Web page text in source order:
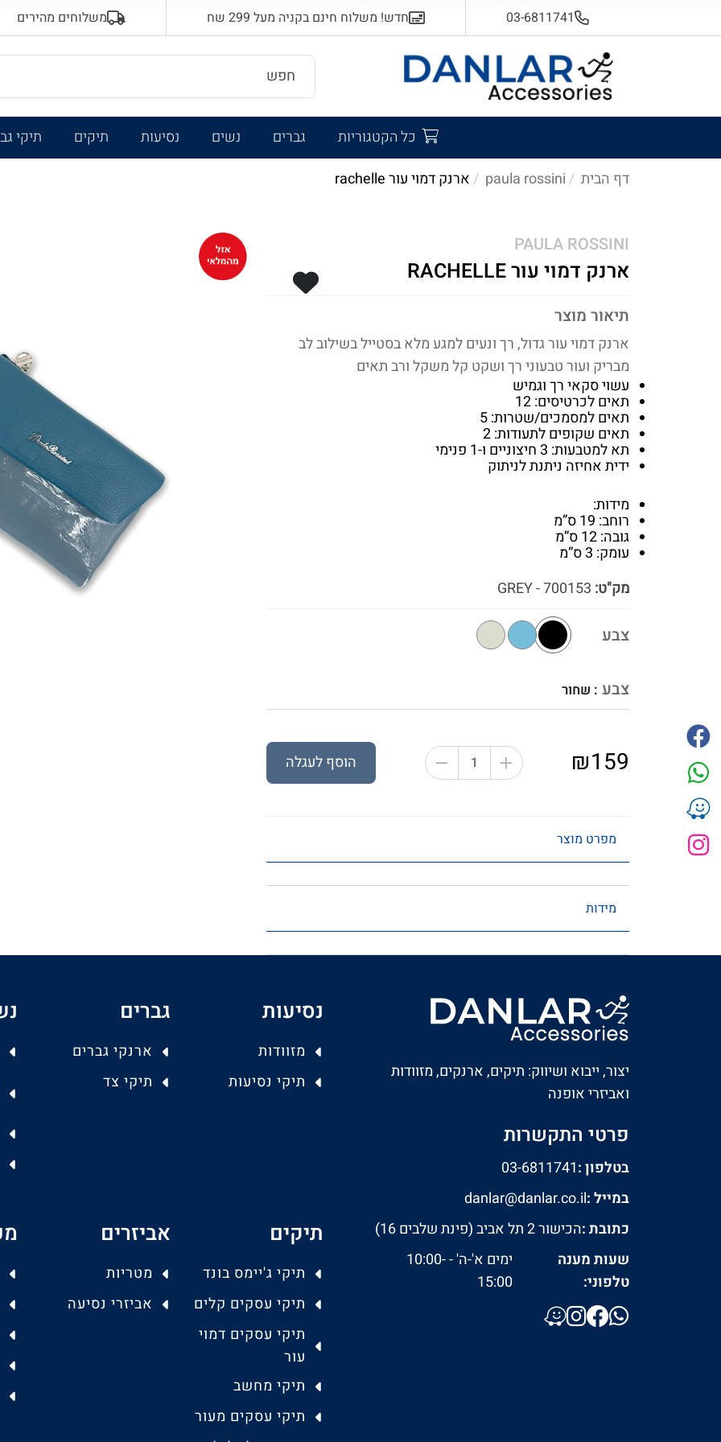
03-6811741 חדש! משלוח חינם בקניה מעל 299 שח משלוחים מהירים
כל הקטגוריות גברים נשים נסיעות תיקים
תיקי גב
דף הבית
paula rossini ארנק דמוי עור rachelle
PAULA ROSSINI
ארנק דמוי עור RACHELLE
תיאור מוצר
ארנק דמוי עור גדול, רך ונעים למגע מלא בסטייל בשילוב לב
מבריק ועור טבעוני רך ושקט קל משקל ורב תאים
עשוי סקאי רך וגמיש
תאים לכרטיסים: 12
תאים למסמכים/שטרות: 5
תאים שקופים לתעודות: 2
תא למטבעות: 3 חיצוניים ו-1 פנימי
ידית אחיזה ניתנת לניתוק
מידות:
רוחב: 19 ס”מ
גובה: 12 ס”מ
עומק: 3 ס”מ
מק"ט:
צבע
צבע : שחור
₪159 הוסף לעגלה
מפרט מוצר
מידות
יצור, ייבוא ושיווק: תיקים, ארנקים, מזוודות
ואביזרי אופנה
פרטי התקשרות
בטלפון :03-6811741
במייל :danlar@danlar.co.il
כתובת :הכישור 2 תל אביב (פינת שלבים 16)
שעות מענה
טלפוני:
ימים א'-ה' - 10:00-
15:00
נסיעות
מזוודות
תיקי נסיעות
גברים
ארנקי גברים
תיקי צד
תיקים
תיקי ג'יימס בונד
תיקי עסקים קלים
תיקי עסקים דמוי
עור
תיקי מחשב
תיקי עסקים מעור
אביזרים
מטריות
אביזרי נסיעה